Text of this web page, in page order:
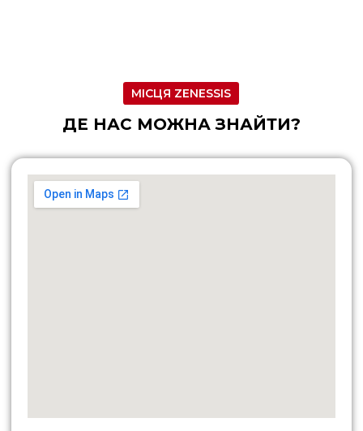
МІСЦЯ ZENESSIS
ДЕ НАС МОЖНА ЗНАЙТИ?